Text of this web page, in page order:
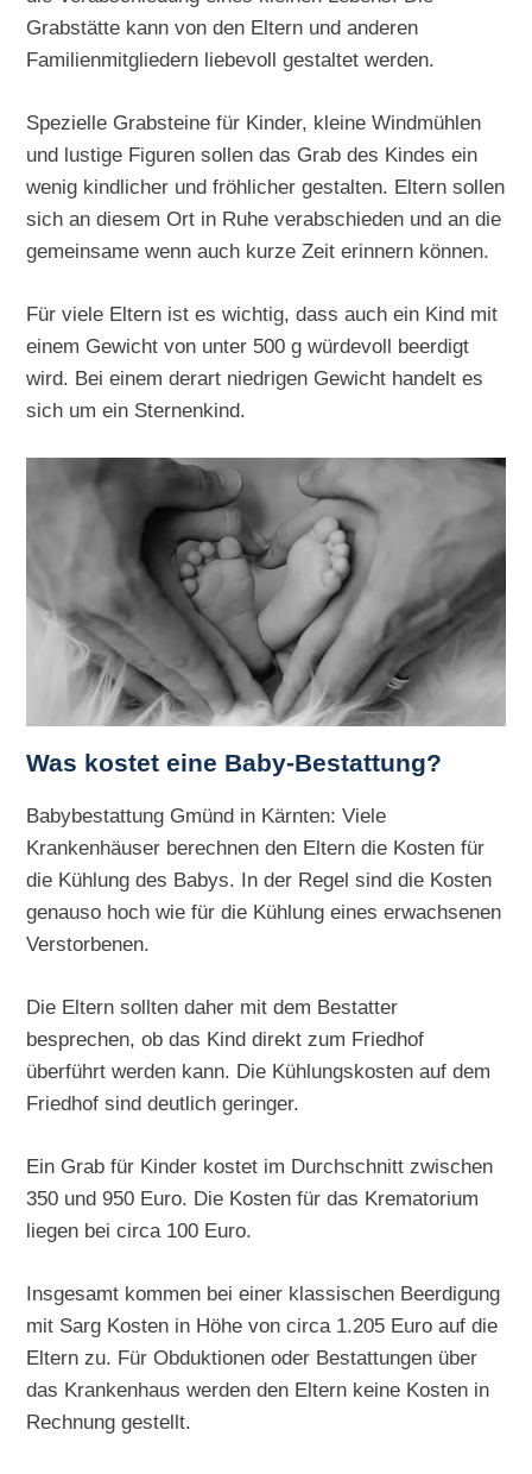
Grabstätte kann von den Eltern und anderen
Familienmitgliedern liebevoll gestaltet werden.
Spezielle Grabsteine für Kinder, kleine Windmühlen
und lustige Figuren sollen das Grab des Kindes ein
wenig kindlicher und fröhlicher gestalten. Eltern sollen
sich an diesem Ort in Ruhe verabschieden und an die
gemeinsame wenn auch kurze Zeit erinnern können.
Für viele Eltern ist es wichtig, dass auch ein Kind mit
einem Gewicht von unter 500 g würdevoll beerdigt
wird. Bei einem derart niedrigen Gewicht handelt es
sich um ein Sternenkind.
Was kostet eine Baby-Bestattung?
Babybestattung Gmünd in Kärnten: Viele
Krankenhäuser berechnen den Eltern die Kosten für
die Kühlung des Babys. In der Regel sind die Kosten
genauso hoch wie für die Kühlung eines erwachsenen
Verstorbenen.
Die Eltern sollten daher mit dem Bestatter
besprechen, ob das Kind direkt zum Friedhof
überführt werden kann. Die Kühlungskosten auf dem
Friedhof sind deutlich geringer.
Ein Grab für Kinder kostet im Durchschnitt zwischen
350 und 950 Euro. Die Kosten für das Krematorium
liegen bei circa 100 Euro.
Insgesamt kommen bei einer klassischen Beerdigung
mit Sarg Kosten in Höhe von circa 1.205 Euro auf die
Eltern zu. Für Obduktionen oder Bestattungen über
das Krankenhaus werden den Eltern keine Kosten in
Rechnung gestellt.